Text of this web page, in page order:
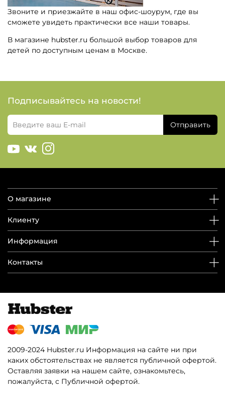
Звоните и приезжайте в наш офис-шоурум, где вы
сможете увидеть практически все наши товары.
В магазине hubster.ru большой выбор товаров для
детей по доступным ценам в Москве.
Подписывайтесь на новости!
Отправить
О магазине
Клиенту
Информация
Контакты
2009-2024 Hubster.ru Информация на сайте ни при
каких обстоятельствах не является публичной офертой.
Оставляя заявки на нашем сайте, ознакомьтесь,
пожалуйста, с Публичной офертой.